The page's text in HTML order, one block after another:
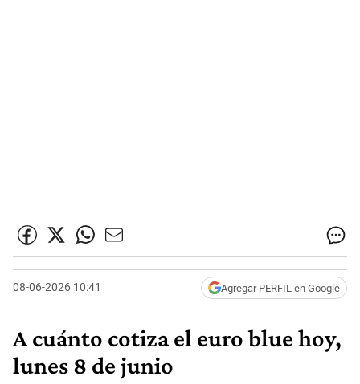
08-06-2026 10:41 Agregar PERFIL en Google
A cuánto cotiza el euro blue hoy,
lunes 8 de junio